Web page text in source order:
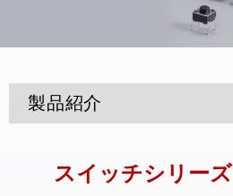
製品紹介
スイッチシリーズ